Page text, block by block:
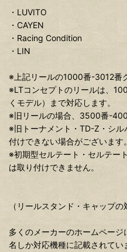
・LUVITO
・CAYEN
・Racing Condition
・LIN
※上記リールの1000番-3012番
※LTコンセプトのリールは、
くモデル）まで対応します。
※旧リールの場合、3500番-
※旧トーナメント・TD-Z・シル
付けできない場合がございます。
※初期型セルテート・セルテー
は取り付けできません。
（リールスタンド・キャップの
多くのメーカーのホームペー
名しか対応機種に記載されてい